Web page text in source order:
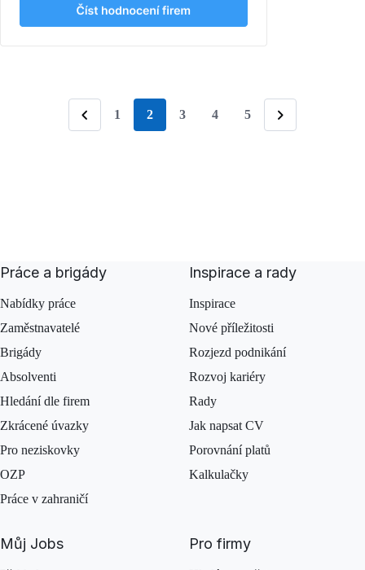
Předchozí
1 stránka
2 3 4 5
Následující
Práce a brigády
Nabídky práce
Zaměstnavatelé
Brigády
Absolventi
Hledání dle firem
Zkrácené úvazky
Pro neziskovky
OZP
Práce v zahraničí
Inspirace a rady
Inspirace
Nové příležitosti
Rozjezd podnikání
Rozvoj kariéry
Rady
Jak napsat CV
Porovnání platů
Kalkulačky
Můj Jobs Pro firmy